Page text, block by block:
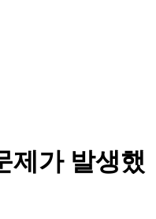
제가 발생했